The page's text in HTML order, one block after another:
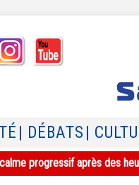
| DÉBATS |
progressif après des